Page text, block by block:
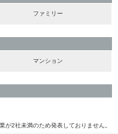
ファミリー
マンション
2社未満のため発表しておりません。